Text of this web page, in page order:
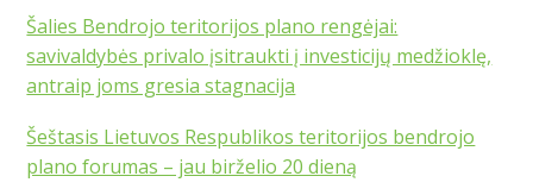
Šalies Bendrojo teritorijos plano rengėjai:
savivaldybės privalo įsitraukti į investicijų medžioklę,
antraip joms gresia stagnacija
Šeštasis Lietuvos Respublikos teritorijos bendrojo
plano forumas – jau birželio 20 dieną